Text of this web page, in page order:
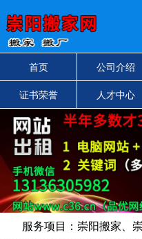
首页 公司介绍
证书荣誉 人才中心
服务项目：崇阳搬家、